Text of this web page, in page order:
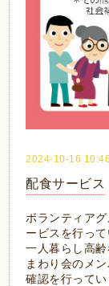
2024-10-16
配食サービス
ボランティア
ービスを行って
一人暮らし高
まわり会のメ
確認を行ってい